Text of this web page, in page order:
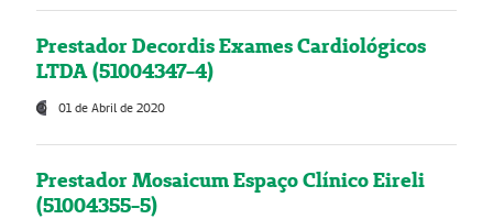
Prestador Decordis Exames Cardiológicos
LTDA (51004347-4)
01 de Abril de 2020
Prestador Mosaicum Espaço Clínico Eireli
(51004355-5)